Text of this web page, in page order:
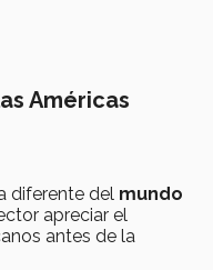
Américas
diferente del mundo
apreciar el
antes de la